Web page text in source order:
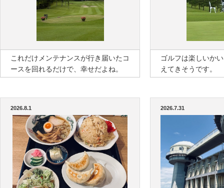
これだけメンテナンスが行き届いたコ
ースを回れるだけで、幸せだよね。
ゴルフは楽しいか
えてきそうです。
2026.8.1 2026.7.31